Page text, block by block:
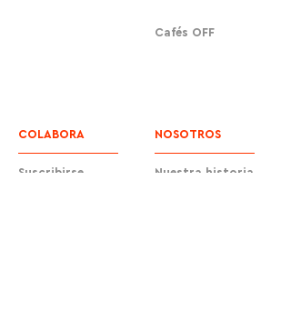
Cafés OFF
COLABORA
Suscribirse
NOSOTROS
Nuestra historia